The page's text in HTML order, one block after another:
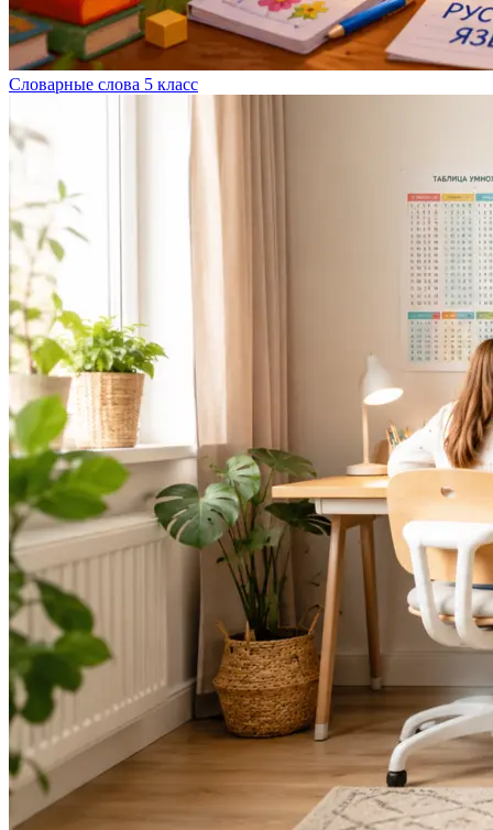
Словарные слова 5 класс